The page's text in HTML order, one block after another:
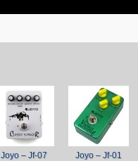
Joyo – Jf-07 Joyo – Jf-01